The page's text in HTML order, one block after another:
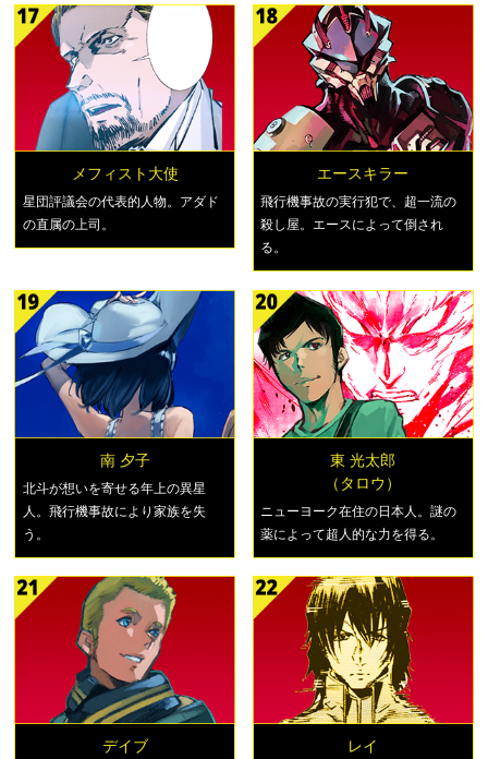
メフィスト大使
星団評議会の代表的人物。アダド
の直属の上司。
エースキラー
飛行機事故の実行犯で、超一流の
殺し屋。エースによって倒され
る。
南 夕子
北斗が想いを寄せる年上の異星
人。飛行機事故により家族を失
う。
東 光太郎
（タロウ）
ニューヨーク在住の日本人。謎の
薬によって超人的な力を得る。
デイブ レイ